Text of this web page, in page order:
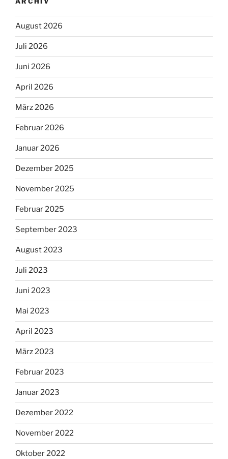
August 2026
Juli 2026
Juni 2026
April 2026
März 2026
Februar 2026
Januar 2026
Dezember 2025
November 2025
Februar 2025
September 2023
August 2023
Juli 2023
Juni 2023
Mai 2023
April 2023
März 2023
Februar 2023
Januar 2023
Dezember 2022
November 2022
Oktober 2022